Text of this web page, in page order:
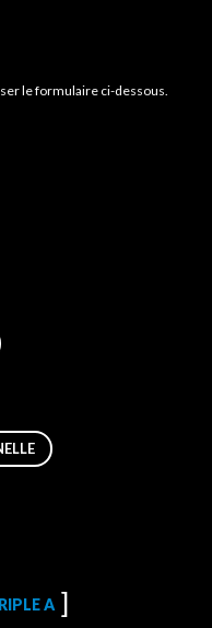
le formulaire ci-dessous.
A